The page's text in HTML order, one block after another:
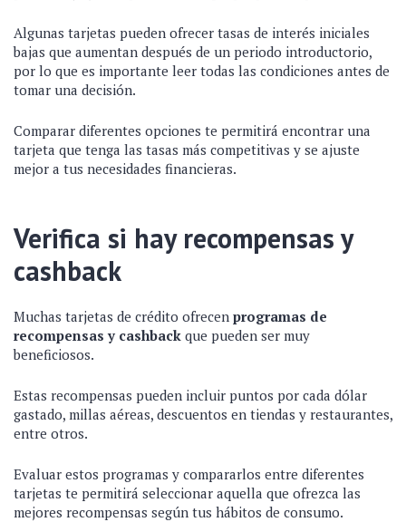
Algunas tarjetas pueden ofrecer tasas de interés iniciales
bajas que aumentan después de un periodo introductorio,
por lo que es importante leer todas las condiciones antes de
tomar una decisión.
Comparar diferentes opciones te permitirá encontrar una
tarjeta que tenga las tasas más competitivas y se ajuste
mejor a tus necesidades financieras.
Verifica si hay recompensas y
cashback
Muchas tarjetas de crédito ofrecen programas de
recompensas y cashback que pueden ser muy
beneficiosos.
Estas recompensas pueden incluir puntos por cada dólar
gastado, millas aéreas, descuentos en tiendas y restaurantes,
entre otros.
Evaluar estos programas y compararlos entre diferentes
tarjetas te permitirá seleccionar aquella que ofrezca las
mejores recompensas según tus hábitos de consumo.